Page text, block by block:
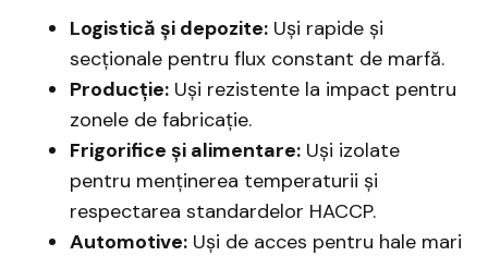
Logistică și depozite: Uși rapide și
secționale pentru flux constant de marfă.
Producție: Uși rezistente la impact pentru
zonele de fabricație.
Frigorifice și alimentare: Uși izolate
pentru menținerea temperaturii și
respectarea standardelor HACCP.
Automotive: Uși de acces pentru hale mari